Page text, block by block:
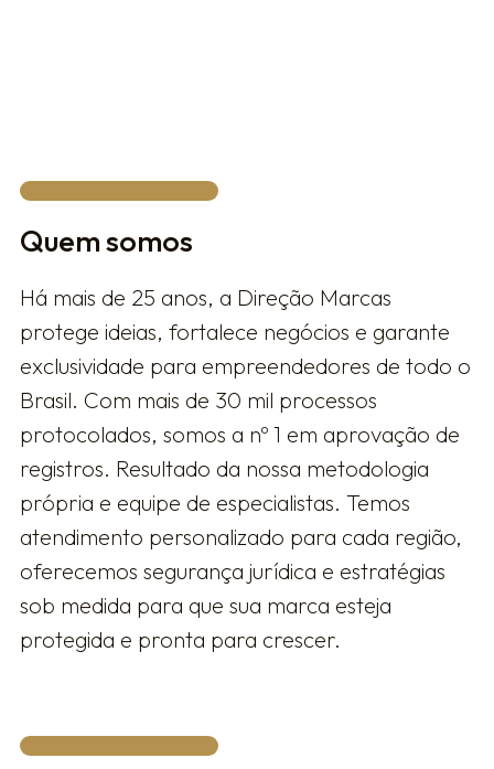
Quem somos
Há mais de 25 anos, a Direção Marcas
protege ideias, fortalece negócios e garante
exclusividade para empreendedores de todo o
Brasil. Com mais de 30 mil processos
protocolados, somos a nº 1 em aprovação de
registros. Resultado da nossa metodologia
própria e equipe de especialistas. Temos
atendimento personalizado para cada região,
oferecemos segurança jurídica e estratégias
sob medida para que sua marca esteja
protegida e pronta para crescer.